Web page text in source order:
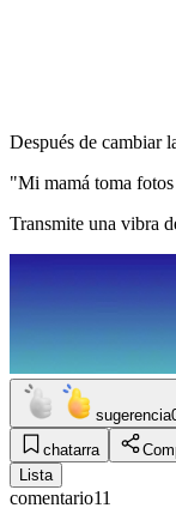
Después de cambiar
"Mi mamá toma
Transmite una vibra
sugerencia
chatarra
Lista
comentario11